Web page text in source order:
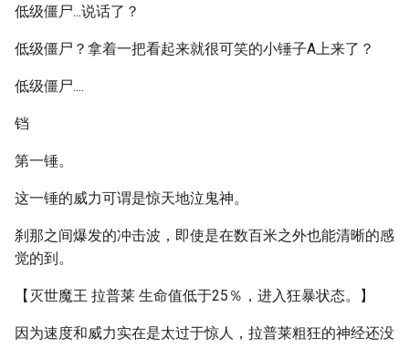
低级僵尸...说话了？
低级僵尸？拿着一把看起来就很可笑的小锤子A上来了？
低级僵尸....
铛
第一锤。
这一锤的威力可谓是惊天地泣鬼神。
刹那之间爆发的冲击波，即使是在数百米之外也能清晰的感
觉的到。
【灭世魔王 拉普莱 生命值低于25％，进入狂暴状态。】
因为速度和威力实在是太过于惊人，拉普莱粗狂的神经还没